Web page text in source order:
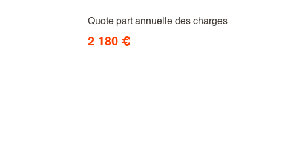
Quote part annuelle des charges
2 180 €